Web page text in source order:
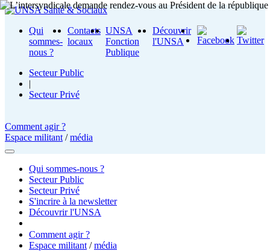
Qui
sommes-
nous ?
Contacts
locaux
UNSA
Fonction
Publique
Découvrir
l'UNSA
Secteur Public
|
Secteur Privé
Comment agir ?
Espace militant /média
Qui sommes-nous ?
Secteur Public
Secteur Privé
S'incrire à la newsletter
Découvrir l'UNSA
Comment agir ?
Espace militant /média